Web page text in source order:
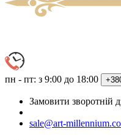
пн - пт: з 9:00 до 18:00
Замовити зворотній
sale@art-